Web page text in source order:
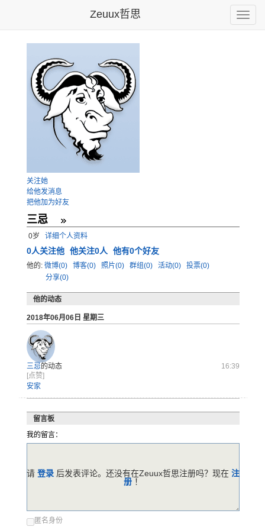
Toggle
Zeuux哲思
关注她
给他发消息
把他加为好友
三忌
0岁 详细个人资料
0人关注他 他关注0人 他有0个好友
他的: 微博(0) 博客(0) 照片(0) 群组(0) 活动(0)
投票(0)
分享(0)
他的动态
2018年06月06日 星期三
三忌的动态
16:39
[点赞]
安家
留言板
我的留言：
匿名身份
请 登录 后发表评论。还没有在Zeuux哲思注册吗？现在 注
册 ！